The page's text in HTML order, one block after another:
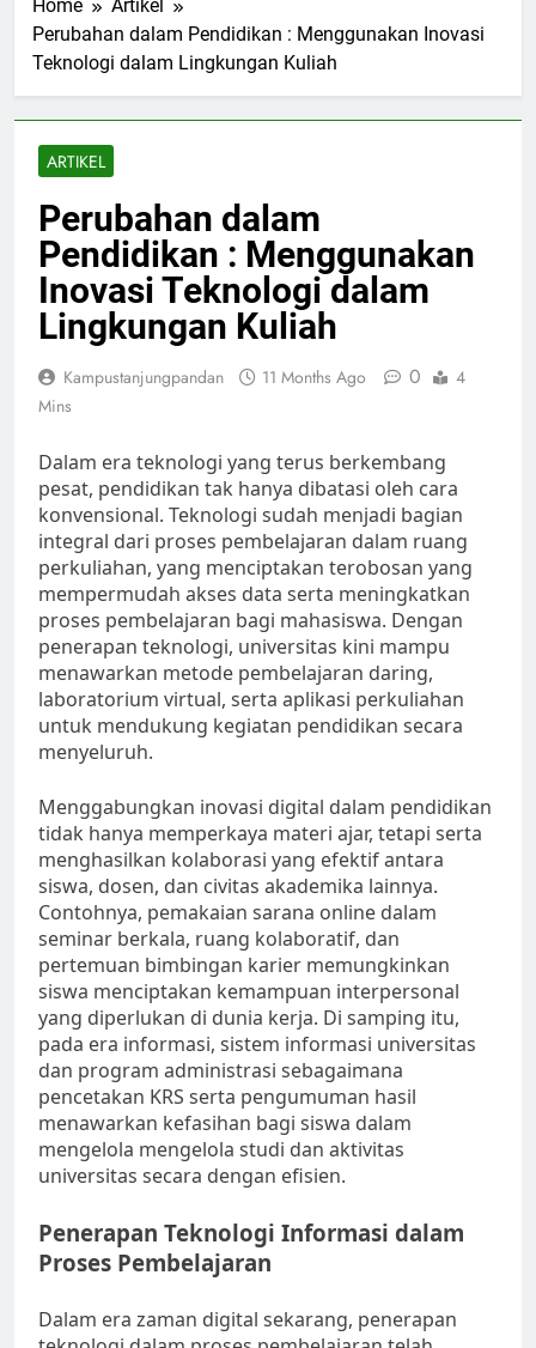
Home
Artikel
Perubahan dalam Pendidikan : Menggunakan Inovasi
Teknologi dalam Lingkungan Kuliah
ARTIKEL
Perubahan dalam
Pendidikan : Menggunakan
Inovasi Teknologi dalam
Lingkungan Kuliah
Kampustanjungpandan 11 Months Ago 0
4
Mins
Dalam era teknologi yang terus berkembang
pesat, pendidikan tak hanya dibatasi oleh cara
konvensional. Teknologi sudah menjadi bagian
integral dari proses pembelajaran dalam ruang
perkuliahan, yang menciptakan terobosan yang
mempermudah akses data serta meningkatkan
proses pembelajaran bagi mahasiswa. Dengan
penerapan teknologi, universitas kini mampu
menawarkan metode pembelajaran daring,
laboratorium virtual, serta aplikasi perkuliahan
untuk mendukung kegiatan pendidikan secara
menyeluruh.
Menggabungkan inovasi digital dalam pendidikan
tidak hanya memperkaya materi ajar, tetapi serta
menghasilkan kolaborasi yang efektif antara
siswa, dosen, dan civitas akademika lainnya.
Contohnya, pemakaian sarana online dalam
seminar berkala, ruang kolaboratif, dan
pertemuan bimbingan karier memungkinkan
siswa menciptakan kemampuan interpersonal
yang diperlukan di dunia kerja. Di samping itu,
pada era informasi, sistem informasi universitas
dan program administrasi sebagaimana
pencetakan KRS serta pengumuman hasil
menawarkan kefasihan bagi siswa dalam
mengelola mengelola studi dan aktivitas
universitas secara dengan efisien.
Penerapan Teknologi Informasi dalam
Proses Pembelajaran
Dalam era zaman digital sekarang, penerapan